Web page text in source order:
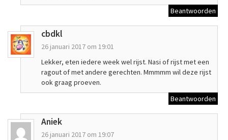
Beantwoorden
cbdkl
26 januari 2017 om 19:01
Lekker, eten iedere week wel rijst. Nasi of rijst met een
ragout of met andere gerechten. Mmmmm wil deze rijst
ook graag proeven.
Beantwoorden
Aniek
26 januari 2017 om 19:07